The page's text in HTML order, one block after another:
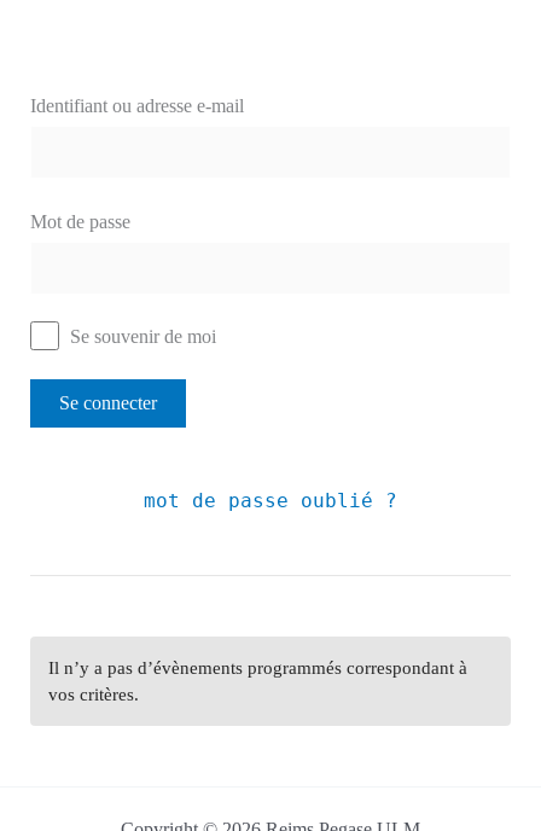
Identifiant ou adresse e-mail
Mot de passe
Se souvenir de moi
mot de passe oublié ?
Il n’y a pas d’évènements programmés correspondant à
vos critères.